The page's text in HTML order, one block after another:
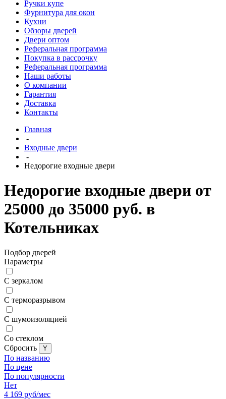
Ручки купе
Фурнитура для окон
Кухни
Обзоры дверей
Двери оптом
Реферальная программа
Покупка в рассрочку
Реферальная программа
Наши работы
О компании
Гарантия
Доставка
Контакты
Главная
-
Входные двери
-
Недорогие входные двери
Недорогие входные двери от
25000 до 35000 руб. в
Котельниках
Подбор дверей
Параметры
С зеркалом
С терморазрывом
С шумоизоляцией
Со стеклом
Cбросить
По названию
По цене
По популярности
Нет
4 169 руб/мес